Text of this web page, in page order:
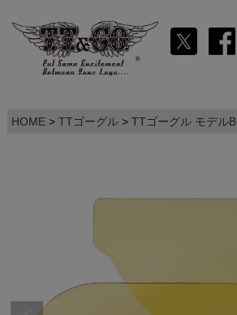
HOME TTゴーグル TTゴーグル モデルB